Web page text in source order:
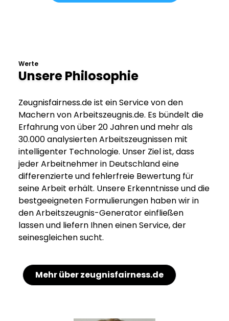
Werte
Unsere Philosophie
Zeugnisfairness.de ist ein Service von den
Machern von Arbeitszeugnis.de. Es bündelt die
Erfahrung von über 20 Jahren und mehr als
30.000 analysierten Arbeitszeugnissen mit
intelligenter Technologie. Unser Ziel ist, dass
jeder Arbeitnehmer in Deutschland eine
differenzierte und fehlerfreie Bewertung für
seine Arbeit erhält. Unsere Erkenntnisse und die
bestgeeigneten Formulierungen haben wir in
den Arbeitszeugnis-Generator einfließen
lassen und liefern Ihnen einen Service, der
seinesgleichen sucht.
Mehr über zeugnisfairness.de